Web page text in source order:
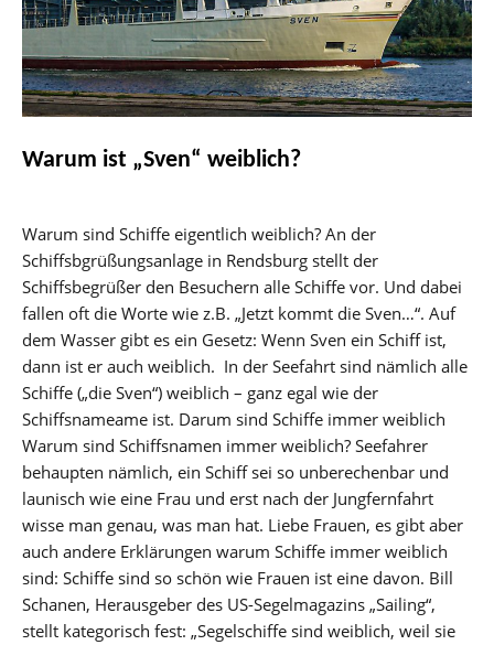
Warum ist „Sven“ weiblich?
Warum sind Schiffe eigentlich weiblich? An der
Schiffsbgrüßungsanlage in Rendsburg stellt der
Schiffsbegrüßer den Besuchern alle Schiffe vor. Und dabei
fallen oft die Worte wie z.B. „Jetzt kommt die Sven…“. Auf
dem Wasser gibt es ein Gesetz: Wenn Sven ein Schiff ist,
dann ist er auch weiblich. In der Seefahrt sind nämlich alle
Schiffe („die Sven“) weiblich – ganz egal wie der
Schiffsnameame ist. Darum sind Schiffe immer weiblich
Warum sind Schiffsnamen immer weiblich? Seefahrer
behaupten nämlich, ein Schiff sei so unberechenbar und
launisch wie eine Frau und erst nach der Jungfernfahrt
wisse man genau, was man hat. Liebe Frauen, es gibt aber
auch andere Erklärungen warum Schiffe immer weiblich
sind: Schiffe sind so schön wie Frauen ist eine davon. Bill
Schanen, Herausgeber des US-Segelmagazins „Sailing“,
stellt kategorisch fest: „Segelschiffe sind weiblich, weil sie